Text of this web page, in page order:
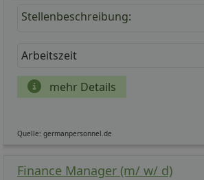
Stellenbeschreibung:
Arbeitszeit
mehr Details
Quelle: germanpersonnel.de
Finance Manager (m/ w/ d)